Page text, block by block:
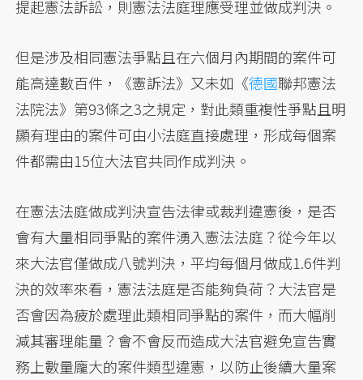
提起憲法訴訟，則憲法法庭理應受理並做成判決。
但是涉及相同憲法爭點且在六個月內期間的案件可
能高達數百件，《憲訴法》又未如《德國聯邦憲法
法院法》第93條之3之規定，對此類重複性爭點且明
顯有理由的案件可由小法庭直接處理，形成每個案
件都需由15位大法官共同作成判決。
在憲法法庭做成判決宣告法律或裁判違憲後，是否
會有大量相同爭點的案件湧入憲法法庭？從今年以
來大法官僅做成八號判決，平均每個月做成1.6件判
決的效率來看，憲法法庭是否能夠負荷？大法官是
否會因為疲於處理此類相同爭點的案件，而大幅削
減其審理能量？會不會反而造成大法官避免宣告實
務上數量龐大的案件類型違憲，以防止後續大量案